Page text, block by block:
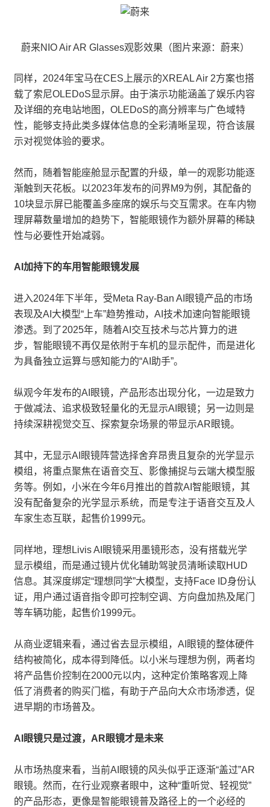
蔚来NIO Air AR Glasses观影效果（图片来源：蔚来）
同样，2024年宝马在CES上展示的XREAL Air 2方案也搭
载了索尼OLEDoS显示屏。由于演示功能涵盖了娱乐内容
及详细的充电站地图，OLEDoS的高分辨率与广色域特
性，能够支持此类多媒体信息的全彩清晰呈现，符合该展
示对视觉体验的要求。
然而，随着智能座舱显示配置的升级，单一的观影功能逐
渐触到天花板。以2023年发布的问界M9为例，其配备的
10块显示屏已能覆盖多座席的娱乐与交互需求。在车内物
理屏幕数量增加的趋势下，智能眼镜作为额外屏幕的稀缺
性与必要性开始减弱。
AI加持下的车用智能眼镜发展
进入2024年下半年，受Meta Ray-Ban AI眼镜产品的市场
表现及AI大模型“上车”趋势推动，AI技术加速向智能眼镜
渗透。到了2025年，随着AI交互技术与芯片算力的进
步，智能眼镜不再仅是依附于车机的显示配件，而是进化
为具备独立运算与感知能力的“AI助手”。
纵观今年发布的AI眼镜，产品形态出现分化，一边是致力
于做减法、追求极致轻量化的无显示AI眼镜；另一边则是
持续深耕视觉交互、探索复杂场景的带显示AR眼镜。
其中，无显示AI眼镜阵营选择舍弃昂贵且复杂的光学显示
模组，将重点聚焦在语音交互、影像捕捉与云端大模型服
务等。例如，小米在今年6月推出的首款AI智能眼镜，其
没有配备复杂的光学显示系统，而是专注于语音交互及人
车家生态互联，起售价1999元。
同样地，理想Livis AI眼镜采用墨镜形态，没有搭载光学
显示模组，而是通过镜片优化辅助驾驶员清晰读取HUD
信息。其深度绑定“理想同学”大模型，支持Face ID身份认
证，用户通过语音指令即可控制空调、方向盘加热及尾门
等车辆功能，起售价1999元。
从商业逻辑来看，通过省去显示模组，AI眼镜的整体硬件
结构被简化，成本得到降低。以小米与理想为例，两者均
将产品售价控制在2000元以内，这种定价策略客观上降
低了消费者的购买门槛，有助于产品向大众市场渗透，促
进早期的市场普及。
AI眼镜只是过渡，AR眼镜才是未来
从市场热度来看，当前AI眼镜的风头似乎正逐渐“盖过”AR
眼镜。然而，在行业观察者眼中，这种“重听觉、轻视觉”
的产品形态，更像是智能眼镜普及路径上的一个必经的